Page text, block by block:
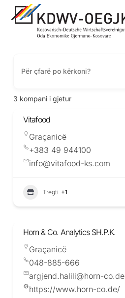
3 kompani i gjetur
Vitafood
Graçanicë
+383 49 944100
info@vitafood-ks.com
Tregti +1
Horn & Co. Analytics SH.P.K.
Graçanicë
048-885-666
argjend.halili@horn-co.de
https://www.horn-co.de/